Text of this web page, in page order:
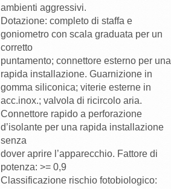
ambienti aggressivi.
Dotazione: completo di staffa e
goniometro con scala graduata per un
corretto
puntamento; connettore esterno per una
rapida installazione. Guarnizione in
gomma siliconica; viterie esterne in
acc.inox.; valvola di ricircolo aria.
Connettore rapido a perforazione
d’isolante per una rapida installazione
senza
dover aprire l’apparecchio. Fattore di
potenza: >= 0,9
Classificazione rischio fotobiologico: